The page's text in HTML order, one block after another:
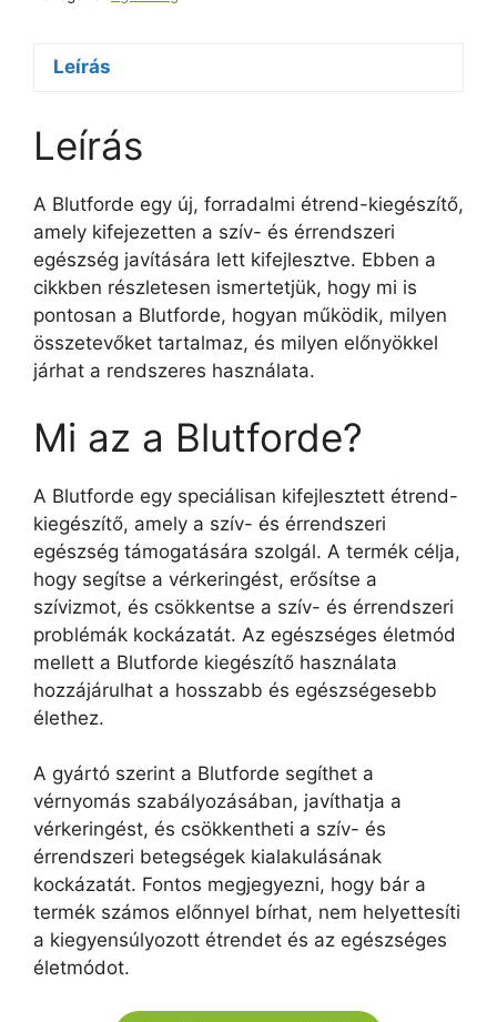
Leírás
Leírás
A Blutforde egy új, forradalmi étrend-kiegészítő,
amely kifejezetten a szív- és érrendszeri
egészség javítására lett kifejlesztve. Ebben a
cikkben részletesen ismertetjük, hogy mi is
pontosan a Blutforde, hogyan működik, milyen
összetevőket tartalmaz, és milyen előnyökkel
járhat a rendszeres használata.
Mi az a Blutforde?
A Blutforde egy speciálisan kifejlesztett étrend-
kiegészítő, amely a szív- és érrendszeri
egészség támogatására szolgál. A termék célja,
hogy segítse a vérkeringést, erősítse a
szívizmot, és csökkentse a szív- és érrendszeri
problémák kockázatát. Az egészséges életmód
mellett a Blutforde kiegészítő használata
hozzájárulhat a hosszabb és egészségesebb
élethez.
A gyártó szerint a Blutforde segíthet a
vérnyomás szabályozásában, javíthatja a
vérkeringést, és csökkentheti a szív- és
érrendszeri betegségek kialakulásának
kockázatát. Fontos megjegyezni, hogy bár a
termék számos előnnyel bírhat, nem helyettesíti
a kiegyensúlyozott étrendet és az egészséges
életmódot.